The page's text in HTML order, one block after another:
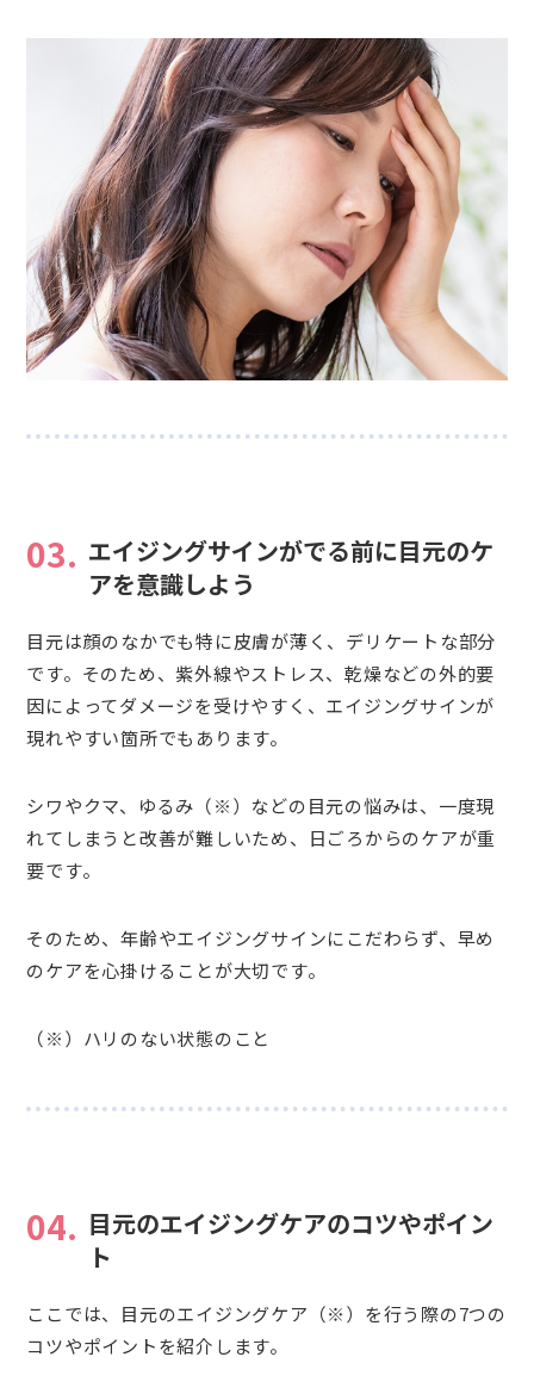
03. エイジングサインがでる前に目元のケ
アを意識しよう
目元は顔のなかでも特に皮膚が薄く、デリケートな部分
です。そのため、紫外線やストレス、乾燥などの外的要
因によってダメージを受けやすく、エイジングサインが
現れやすい箇所でもあります。
シワやクマ、ゆるみ（※）などの目元の悩みは、一度現
れてしまうと改善が難しいため、日ごろからのケアが重
要です。
そのため、年齢やエイジングサインにこだわらず、早め
のケアを心掛けることが大切です。
（※）ハリのない状態のこと
04. 目元のエイジングケアのコツやポイン
ト
ここでは、目元のエイジングケア（※）を行う際の7つの
コツやポイントを紹介します。